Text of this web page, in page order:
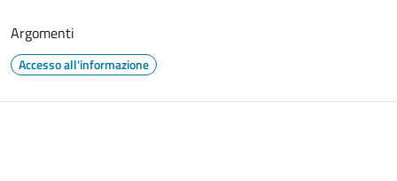
Argomenti
Accesso all'informazione